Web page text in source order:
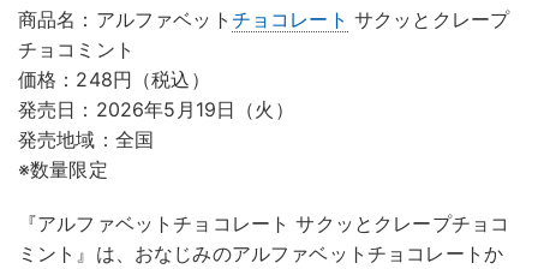
商品名：アルファベット チョコレート サクッとクレープ
チョコミント
価格：248円（税込）
発売日：2026年5月19日（火）
発売地域：全国
※数量限定
『アルファベットチョコレート サクッとクレープチョコ
ミント』は、おなじみのアルファベットチョコレートか